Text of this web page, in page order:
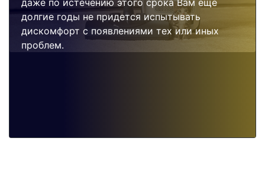
даже по истечению этого срока Вам еще
долгие годы не придется испытывать
дискомфорт с появлениями тех или иных
проблем.